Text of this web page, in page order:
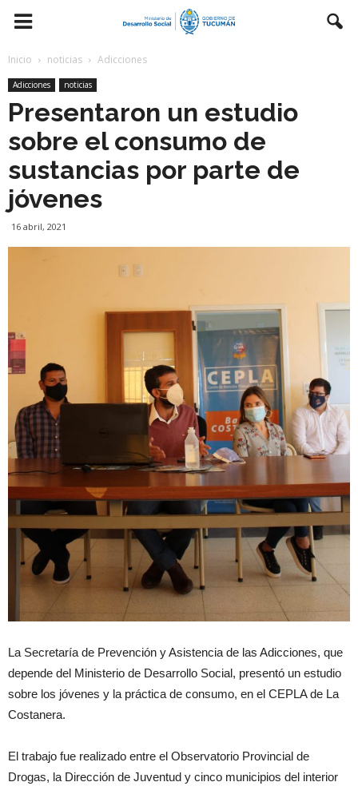
Inicio noticias Adicciones
Adicciones noticias
Presentaron un estudio
sobre el consumo de
sustancias por parte de
jóvenes
16 abril, 2021
La Secretaría de Prevención y Asistencia de las Adicciones, que
depende del Ministerio de Desarrollo Social, presentó un estudio
sobre los jóvenes y la práctica de consumo, en el CEPLA de La
Costanera.
El trabajo fue realizado entre el Observatorio Provincial de
Drogas, la Dirección de Juventud y cinco municipios del interior